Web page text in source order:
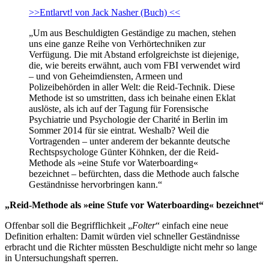
>>Entlarvt! von Jack Nasher (Buch) <<
„Um aus Beschuldigten Geständige zu machen, stehen
uns eine ganze Reihe von Verhörtechniken zur
Verfügung. Die mit Abstand erfolgreichste ist diejenige,
die, wie bereits erwähnt, auch vom FBI verwendet wird
– und von Geheimdiensten, Armeen und
Polizeibehörden in aller Welt: die Reid-Technik. Diese
Methode ist so umstritten, dass ich beinahe einen Eklat
auslöste, als ich auf der Tagung für Forensische
Psychiatrie und Psychologie der Charité in Berlin im
Sommer 2014 für sie eintrat. Weshalb? Weil die
Vortragenden – unter anderem der bekannte deutsche
Rechtspsychologe Günter Köhnken, der die Reid-
Methode als »eine Stufe vor Waterboarding«
bezeichnet – befürchten, dass die Methode auch falsche
Geständnisse hervorbringen kann.“
„Reid-Methode als »eine Stufe vor Waterboarding« bezeichnet“
Offenbar soll die Begrifflichkeit „Folter“ einfach eine neue
Definition erhalten: Damit würden viel schneller Geständnisse
erbracht und die Richter müssten Beschuldigte nicht mehr so lange
in Untersuchungshaft sperren.